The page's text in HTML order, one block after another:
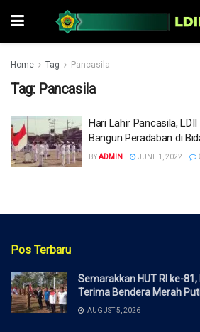
Home Tag Pancasila
Tag: Pancasila
Hari Lahir Pancasila,
Bangun Peradaban di
BYADMIN JUNE 1, 2022
Pos Terbaru
Semarakkan HUT RI ke-
Terima Bendera Merah
AUGUST 5, 2026